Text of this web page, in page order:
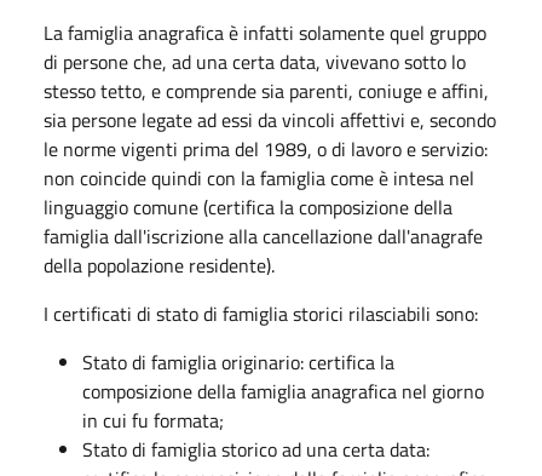
La famiglia anagrafica è infatti solamente quel gruppo
di persone che, ad una certa data, vivevano sotto lo
stesso tetto, e comprende sia parenti, coniuge e affini,
sia persone legate ad essi da vincoli affettivi e, secondo
le norme vigenti prima del 1989, o di lavoro e servizio:
non coincide quindi con la famiglia come è intesa nel
linguaggio comune (certifica la composizione della
famiglia dall'iscrizione alla cancellazione dall'anagrafe
della popolazione residente).
I certificati di stato di famiglia storici rilasciabili sono:
Stato di famiglia originario: certifica la
composizione della famiglia anagrafica nel giorno
in cui fu formata;
Stato di famiglia storico ad una certa data: